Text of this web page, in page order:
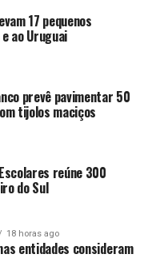
17 pequenos
ao Uruguai
prevê pavimentar 50
tijolos maciços
reúne 300
do Sul
18 horas ago
entidades consideram